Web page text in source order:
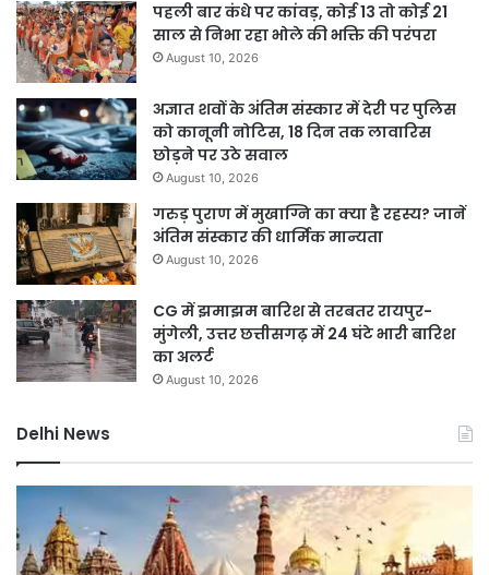
पहली बार कंधे पर कांवड़, कोई 13 तो कोई 21
साल से निभा रहा भोले की भक्ति की परंपरा
August 10, 2026
अज्ञात शवों के अंतिम संस्कार में देरी पर पुलिस
को कानूनी नोटिस, 18 दिन तक लावारिस
छोड़ने पर उठे सवाल
August 10, 2026
गरुड़ पुराण में मुखाग्नि का क्या है रहस्य? जानें
अंतिम संस्कार की धार्मिक मान्यता
August 10, 2026
CG में झमाझम बारिश से तरबतर रायपुर-
मुंगेली, उत्तर छत्तीसगढ़ में 24 घंटे भारी बारिश
का अलर्ट
August 10, 2026
Delhi News
दिल्ली
स्पिरिचुअल
टूरिज्म